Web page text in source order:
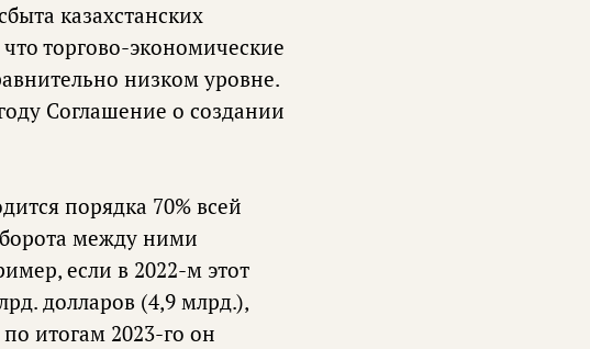
казахстанских
торгово-экономические
низком уровне.
Соглашение о создании
порядка 70% всей
между ними
если в 2022-м этот
долларов (4,9 млрд.),
итогам 2023-го он